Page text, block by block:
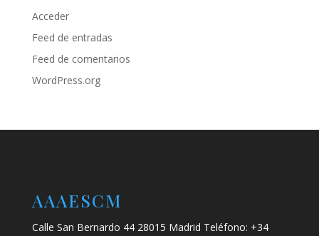
Acceder
Feed de entradas
Feed de comentarios
WordPress.org
AAAESCM
Calle San Bernardo 44 28015 Madrid Teléfono: +34